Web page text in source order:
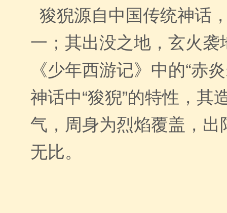
狻猊源自中国传统神话
一；其出没之地，玄火袭
《少年西游记》中的“赤
神话中“狻猊”的特性，其
气，周身为烈焰覆盖，出
无比。